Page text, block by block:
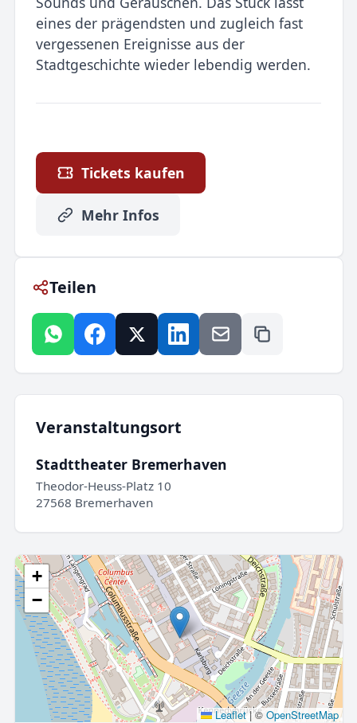
eines der prägendsten und zugleich fast
vergessenen Ereignisse aus der
Stadtgeschichte wieder lebendig werden.
Tickets kaufen
Mehr Infos
Teilen
Veranstaltungsort
Stadttheater Bremerhaven
Theodor-Heuss-Platz 10
27568 Bremerhaven
+
−
Leaflet |© OpenStreetMap